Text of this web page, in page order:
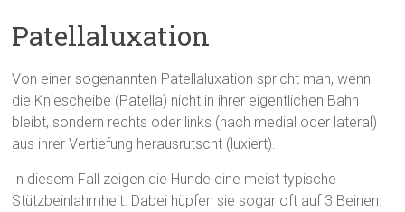
Patellaluxation
Von einer sogenannten Patellaluxation spricht man, wenn
die Kniescheibe (Patella) nicht in ihrer eigentlichen Bahn
bleibt, sondern rechts oder links (nach medial oder lateral)
aus ihrer Vertiefung herausrutscht (luxiert).
In diesem Fall zeigen die Hunde eine meist typische
Stützbeinlahmheit. Dabei hüpfen sie sogar oft auf 3 Beinen.